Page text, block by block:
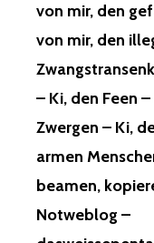
von mir, den
von mir, den
– Ki, den Feen
Zwergen – Ki,
armen
beamen,
Notweblog –